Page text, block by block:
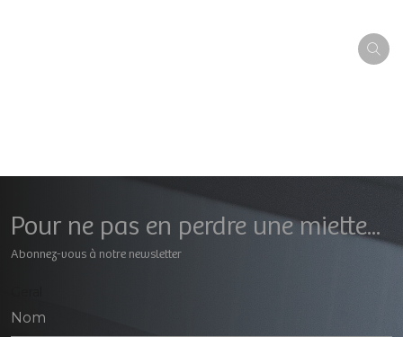
Pour ne pas en perdre une miette...
Abonnez-vous à notre newsletter